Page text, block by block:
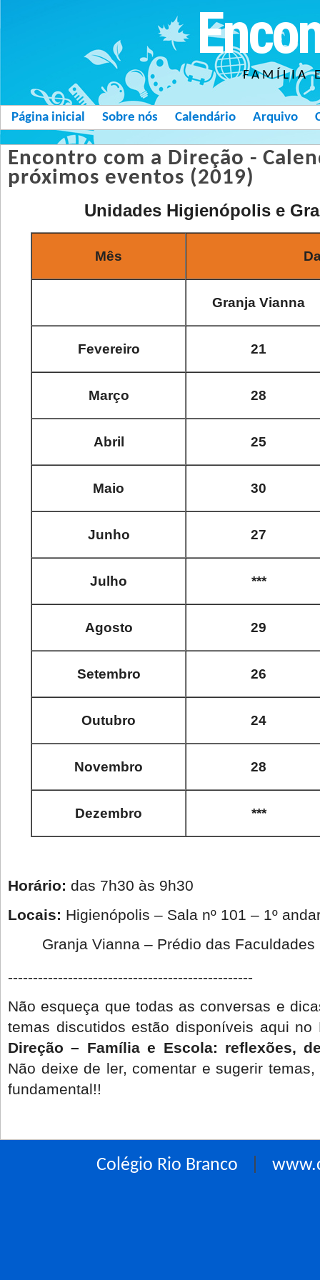
FAMÍLIA
Página inicial Sobre nós Calendário Arquivo
Encontro com a Direção -
próximos eventos (2019)
Unidades Higienópolis e
Mês
Granja Vianna
Fevereiro 21
Março 28
Abril 25
Maio 30
Junho 27
Julho ***
Agosto 29
Setembro 26
Outubro 24
Novembro 28
Dezembro ***
Horário: das 7h30 às 9h30
Locais: Higienópolis – Sala nº 101 – 1º
Granja Vianna – Prédio das Faculdades
-------------------------------------------------
Não esqueça que todas as conversas e
temas discutidos estão disponíveis aqui
Direção – Família e Escola: reflexões,
Não deixe de ler, comentar e sugerir
fundamental!!
Colégio Rio Branco